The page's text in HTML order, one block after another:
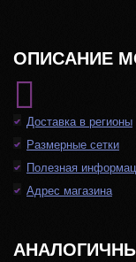
ОПИСАНИЕ
Доставка в регионы
Размерные сетки
Полезная
Адрес магазина